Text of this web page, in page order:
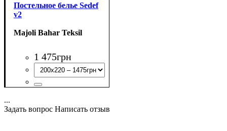
Постельное белье Sedef
v2
Majoli Bahar Teksil
1 475грн
...
Задать вопрос Написать отзыв